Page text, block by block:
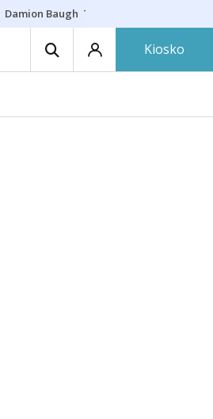
Damion Baugh Toro de fuego
Kiosko